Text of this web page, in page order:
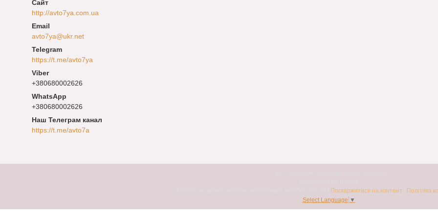
http://avto7ya.com.ua
avto7ya@ukr.net
https://t.me/avto7ya
+380680002626
+380680002626
Наш Телеграм канал
https://t.me/avto7a
Поскаржитися на контент
Політика
Select Language ▼